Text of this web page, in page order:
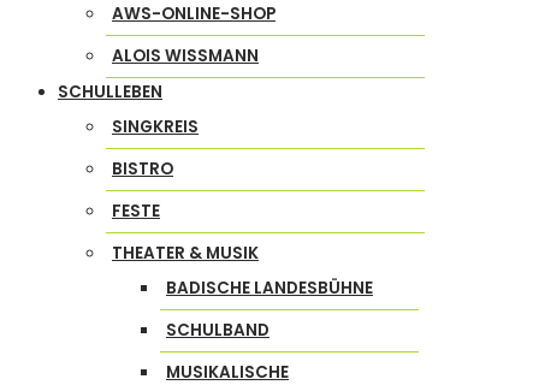
AWS-ONLINE-SHOP
ALOIS WISSMANN
SCHULLEBEN
SINGKREIS
BISTRO
FESTE
THEATER & MUSIK
BADISCHE LANDESBÜHNE
SCHULBAND
MUSIKALISCHE